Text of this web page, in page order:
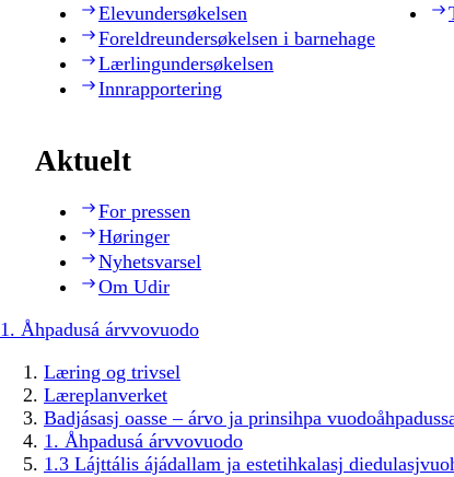
Elevundersøkelsen
Foreldreundersøkelsen i barnehage
Lærlingundersøkelsen
Innrapportering
Aktuelt
For pressen
Høringer
Nyhetsvarsel
Om Udir
1. Åhpadusá árvvovuodo
Læring og trivsel
Læreplanverket
Badjásasj oasse – árvo ja prinsihpa
1. Åhpadusá árvvovuodo
1.3 Lájttális ájádallam ja estetihkalasj